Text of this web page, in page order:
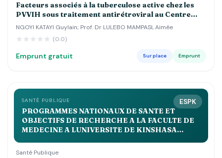
Facteurs associés à la tuberculose active chez les
PVVIH sous traitement antirétroviral au Centre
Hospitalier Luyindu , Zone de Santé de Binza Ozone
Kinshasa 2021 2022
NGOYI KATAYI Guylain; Prof. Dr LULEBO MAMPASI, Aimée
(0.0)
Emprunt gratuit Sur place Emprunt
ESPK
SANTÉ PUBLIQUE
PROGRAMMES NATIONAUX DE SANTE ET
OBJECTIFS DE RECHERCHE A LA FACULTE DE
MEDECINE A LUNIVERSITE DE KINSHASA
Santé Publique